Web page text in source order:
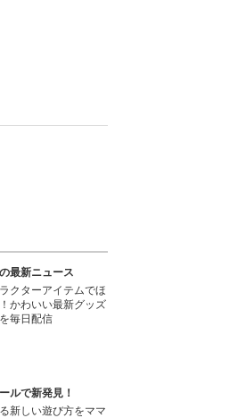
最新ニュース
クターアイテムでほ
かわいい最新グッズ
毎日配信
ルで新発見！
新しい遊び方をママ